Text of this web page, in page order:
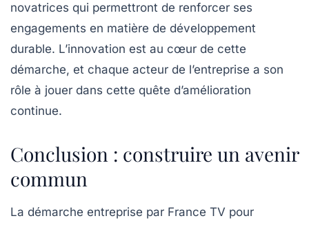
novatrices qui permettront de renforcer ses
engagements en matière de développement
durable. L’innovation est au cœur de cette
démarche, et chaque acteur de l’entreprise a son
rôle à jouer dans cette quête d’amélioration
continue.
Conclusion : construire un avenir
commun
La démarche entreprise par France TV pour